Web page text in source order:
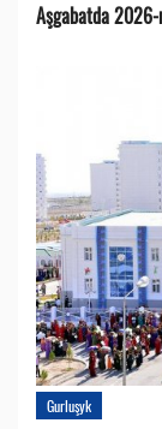
Aşgabatda
Gurluşyk